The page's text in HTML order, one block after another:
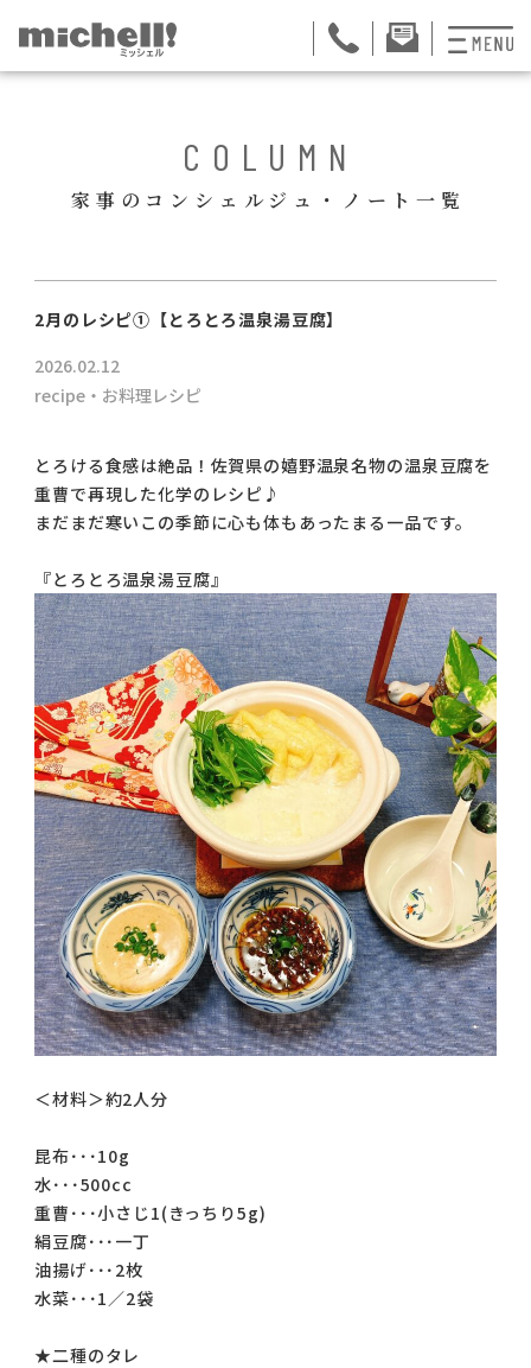
お掃除代行
ご案内
お知らせ
家事スタッフ募集
働く仲間インタビュー
お問い合わせ
COLUMN
家事のコンシェルジュ・ノート一覧
2月のレシピ①【とろとろ温泉湯豆腐】
2026.02.12
recipe・お料理レシピ
とろける食感は絶品！佐賀県の嬉野温泉名物の温泉豆腐を
重曹で再現した化学のレシピ♪
まだまだ寒いこの季節に心も体もあったまる一品です。
『とろとろ温泉湯豆腐』
＜材料＞約2人分
昆布･･･10g
水･･･500cc
重曹･･･小さじ1(きっちり5g)
絹豆腐･･･一丁
油揚げ･･･2枚
水菜･･･1／2袋
★二種のタレ